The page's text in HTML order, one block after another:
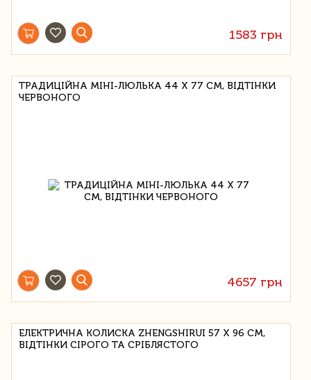
1583 грн
ТРАДИЦІЙНА МІНІ-ЛЮЛЬКА 44 Х 77 СМ, ВІДТІНКИ
ЧЕРВОНОГО
4657 грн
ЕЛЕКТРИЧНА КОЛИСКА ZHENGSHIRUI 57 Х 96 СМ,
ВІДТІНКИ СІРОГО ТА СРІБЛЯСТОГО